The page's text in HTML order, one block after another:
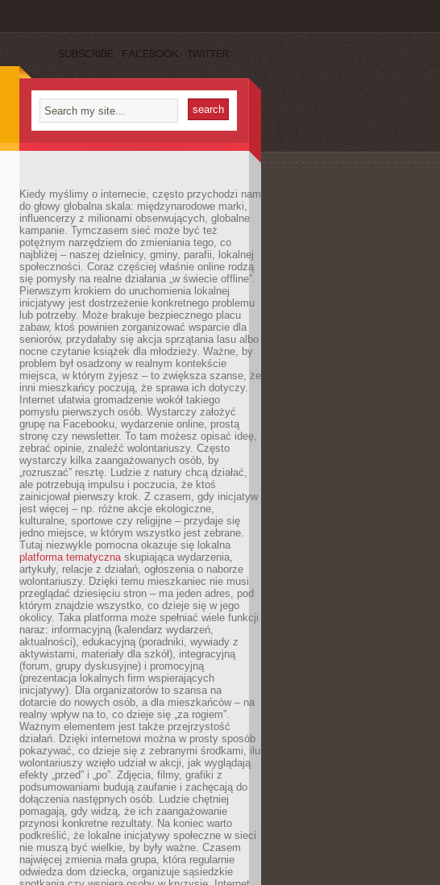
SUBSCRIBE FACEBOOK TWITTER
Kiedy myślimy o internecie, często przychodzi nam
do głowy globalna skala: międzynarodowe marki,
influencerzy z milionami obserwujących, globalne
kampanie. Tymczasem sieć może być też
potężnym narzędziem do zmieniania tego, co
najbliżej – naszej dzielnicy, gminy, parafii, lokalnej
społeczności. Coraz częściej właśnie online rodzą
się pomysły na realne działania „w świecie offline”.
Pierwszym krokiem do uruchomienia lokalnej
inicjatywy jest dostrzeżenie konkretnego problemu
lub potrzeby. Może brakuje bezpiecznego placu
zabaw, ktoś powinien zorganizować wsparcie dla
seniorów, przydałaby się akcja sprzątania lasu albo
nocne czytanie książek dla młodzieży. Ważne, by
problem był osadzony w realnym kontekście
miejsca, w którym żyjesz – to zwiększa szanse, że
inni mieszkańcy poczują, że sprawa ich dotyczy.
Internet ułatwia gromadzenie wokół takiego
pomysłu pierwszych osób. Wystarczy założyć
grupę na Facebooku, wydarzenie online, prostą
stronę czy newsletter. To tam możesz opisać ideę,
zebrać opinie, znaleźć wolontariuszy. Często
wystarczy kilka zaangażowanych osób, by
„rozruszać” resztę. Ludzie z natury chcą działać,
ale potrzebują impulsu i poczucia, że ktoś
zainicjował pierwszy krok. Z czasem, gdy inicjatyw
jest więcej – np. różne akcje ekologiczne,
kulturalne, sportowe czy religijne – przydaje się
jedno miejsce, w którym wszystko jest zebrane.
Tutaj niezwykle pomocna okazuje się lokalna
platforma tematycznaskupiająca wydarzenia,
artykuły, relacje z działań, ogłoszenia o naborze
wolontariuszy. Dzięki temu mieszkaniec nie musi
przeglądać dziesięciu stron – ma jeden adres, pod
którym znajdzie wszystko, co dzieje się w jego
okolicy. Taka platforma może spełniać wiele funkcji
naraz: informacyjną (kalendarz wydarzeń,
aktualności), edukacyjną (poradniki, wywiady z
aktywistami, materiały dla szkół), integracyjną
(forum, grupy dyskusyjne) i promocyjną
(prezentacja lokalnych firm wspierających
inicjatywy). Dla organizatorów to szansa na
dotarcie do nowych osób, a dla mieszkańców – na
realny wpływ na to, co dzieje się „za rogiem”.
Ważnym elementem jest także przejrzystość
działań. Dzięki internetowi można w prosty sposób
pokazywać, co dzieje się z zebranymi środkami, ilu
wolontariuszy wzięło udział w akcji, jak wyglądają
efekty „przed” i „po”. Zdjęcia, filmy, grafiki z
podsumowaniami budują zaufanie i zachęcają do
dołączenia następnych osób. Ludzie chętniej
pomagają, gdy widzą, że ich zaangażowanie
przynosi konkretne rezultaty. Na koniec warto
podkreślić, że lokalne inicjatywy społeczne w sieci
nie muszą być wielkie, by były ważne. Czasem
najwięcej zmienia mała grupa, która regularnie
odwiedza dom dziecka, organizuje sąsiedzkie